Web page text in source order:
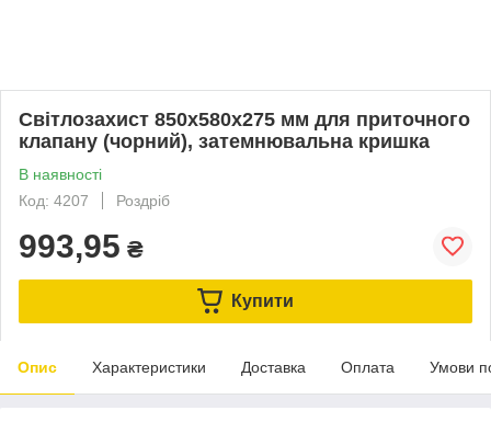
Світлозахист 850x580x275 мм для приточного
клапану (чорний), затемнювальна кришка
В наявності
Код: 4207
Роздріб
993,95 ₴
Купити
Опис Характеристики Доставка Оплата Умови